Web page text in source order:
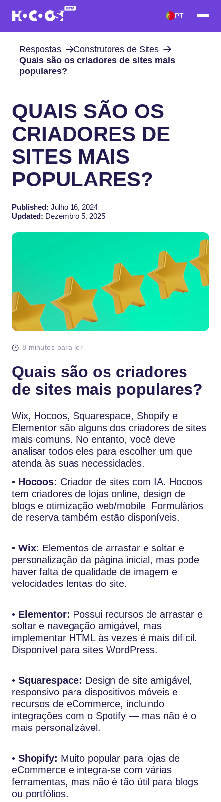
PT
Respostas
Construtores de Sites
Quais são os criadores de sites mais
populares?
QUAIS SÃO OS
CRIADORES DE
SITES MAIS
POPULARES?
Published: Julho 16, 2024
Updated: Dezembro 5, 2025
8 minutos para ler
Quais são os criadores
de sites mais populares?
Wix, Hocoos, Squarespace, Shopify e
Elementor são alguns dos criadores de sites
mais comuns. No entanto, você deve
analisar todos eles para escolher um que
atenda às suas necessidades.
• Hocoos: Criador de sites com IA. Hocoos
tem criadores de lojas online, design de
blogs e otimização web/mobile. Formulários
de reserva também estão disponíveis.
• Wix: Elementos de arrastar e soltar e
personalização da página inicial, mas pode
haver falta de qualidade de imagem e
velocidades lentas do site.
• Elementor: Possui recursos de arrastar e
soltar e navegação amigável, mas
implementar HTML às vezes é mais difícil.
Disponível para sites WordPress.
• Squarespace: Design de site amigável,
responsivo para dispositivos móveis e
recursos de eCommerce, incluindo
integrações com o Spotify — mas não é o
mais personalizável.
• Shopify: Muito popular para lojas de
eCommerce e integra-se com várias
ferramentas, mas não é tão útil para blogs
ou portfólios.